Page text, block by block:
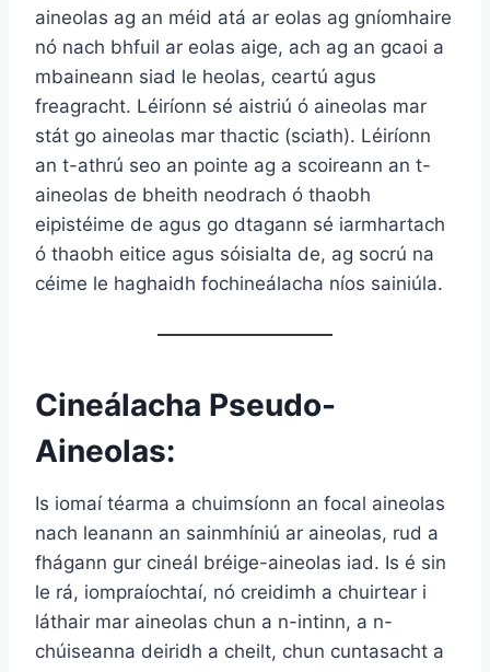
aineolas ag an méid atá ar eolas ag gníomhaire
nó nach bhfuil ar eolas aige, ach ag an gcaoi a
mbaineann siad le heolas, ceartú agus
freagracht. Léiríonn sé aistriú ó aineolas mar
stát go aineolas mar thactic (sciath). Léiríonn
an t-athrú seo an pointe ag a scoireann an t-
aineolas de bheith neodrach ó thaobh
eipistéime de agus go dtagann sé iarmhartach
ó thaobh eitice agus sóisialta de, ag socrú na
céime le haghaidh fochineálacha níos sainiúla.
Cineálacha Pseudo-
Aineolas:
Is iomaí téarma a chuimsíonn an focal aineolas
nach leanann an sainmhíniú ar aineolas, rud a
fhágann gur cineál bréige-aineolas iad. Is é sin
le rá, iompraíochtaí, nó creidimh a chuirtear i
láthair mar aineolas chun a n-intinn, a n-
chúiseanna deiridh a cheilt, chun cuntasacht a